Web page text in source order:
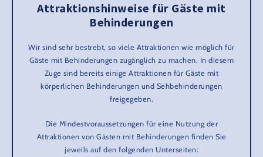
Attraktionshinweise für Gäste mit
Behinderungen
Wir sind sehr bestrebt, so viele Attraktionen wie möglich für
Gäste mit Behinderungen zugänglich zu machen. In diesem
Zuge sind bereits einige Attraktionen für Gäste mit
körperlichen Behinderungen und Sehbehinderungen
freigegeben.
Die Mindestvoraussetzungen für eine Nutzung der
Attraktionen von Gästen mit Behinderungen finden Sie
jeweils auf den folgenden Unterseiten: